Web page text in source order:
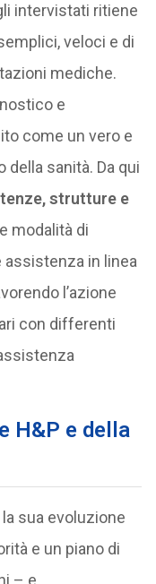
intervistati ritiene
veloci e di
mediche.
e
come un vero e
sanità. Da qui
strutture e
modalità di
assistenza in linea
l’azione
con differenti
H&P e della
sua evoluzione
e un piano di
– e,